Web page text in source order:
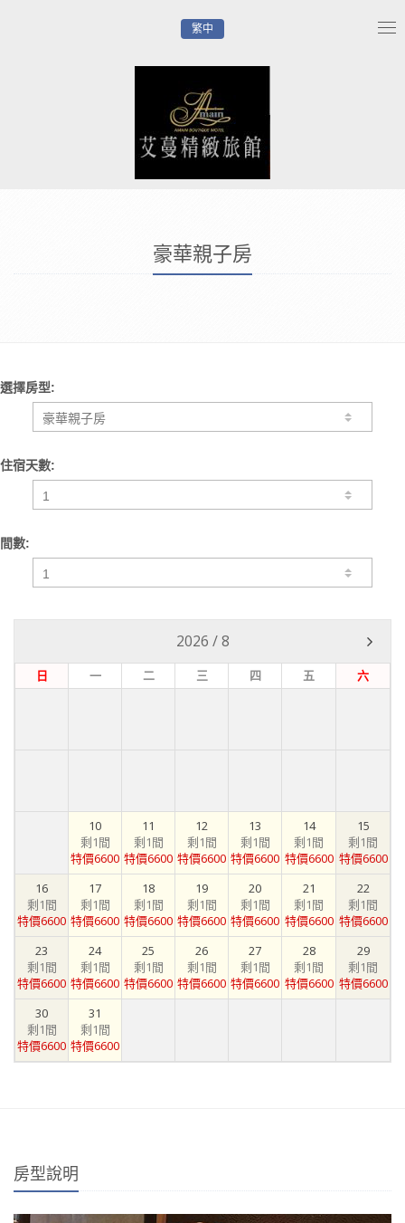
繁中
豪華親子房
選擇房型:
住宿天數:
間數:
2026 /8
日 一 二 三 四 五 六
10
剩1間
特價6600
11
剩1間
特價6600
12
剩1間
特價6600
13
剩1間
特價6600
14
剩1間
特價6600
15
剩1間
特價6600
16
剩1間
特價6600
17
剩1間
特價6600
18
剩1間
特價6600
19
剩1間
特價6600
20
剩1間
特價6600
21
剩1間
特價6600
22
剩1間
特價6600
23
剩1間
特價6600
24
剩1間
特價6600
25
剩1間
特價6600
26
剩1間
特價6600
27
剩1間
特價6600
28
剩1間
特價6600
29
剩1間
特價6600
30
剩1間
特價6600
31
剩1間
特價6600
房型說明